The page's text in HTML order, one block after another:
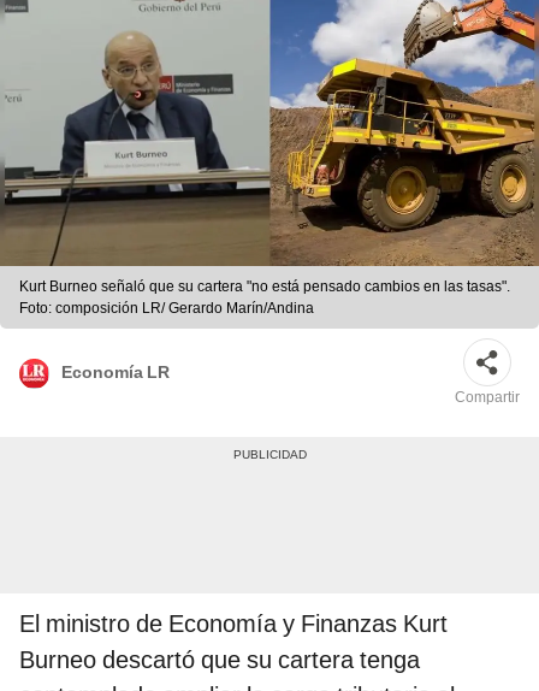
Kurt Burneo señaló que su cartera "no está pensado cambios en las tasas".
Foto: composición LR/ Gerardo Marín/Andina
Economía LR
Compartir
El ministro de Economía y Finanzas Kurt
Burneo descartó que su cartera tenga